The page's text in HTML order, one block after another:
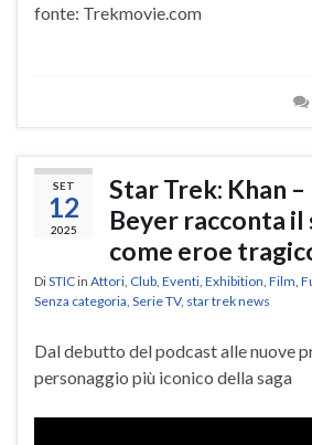
fonte: Trekmovie.com
SET
12
2025
Star Trek: Khan
Beyer racconta
come eroe
DiSTICin Attori Club Eventi Exhibition Film
Senza categoria Serie TV, star trek news
Dal debutto del podcast alle nuove
personaggio più iconico della saga